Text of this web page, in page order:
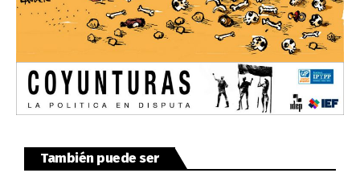
También puede ser